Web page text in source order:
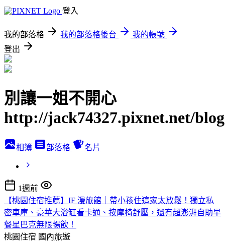
登入
我的部落格 我的部落格後台
我的帳號
登出
別讓一姐不開心
http://jack74327.pixnet.net/blog
相簿 部落格 名片
1週前
【桃園住宿推薦】IF 漫旅館｜帶小孩住這家太放鬆！獨立私
密車庫、豪華大浴缸看卡通、按摩椅舒壓，還有超澎湃自助早
餐星巴克無限暢飲！
桃園住宿 國內旅遊